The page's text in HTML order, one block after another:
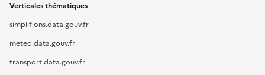
Verticales thématiques
simplifions.data.gouv.fr
meteo.data.gouv.fr
transport.data.gouv.fr